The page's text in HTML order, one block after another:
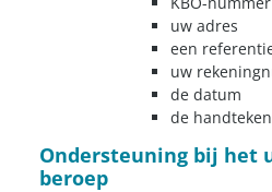
uw adres
een
uw
de datum
de
Ondersteuning bij het
beroep